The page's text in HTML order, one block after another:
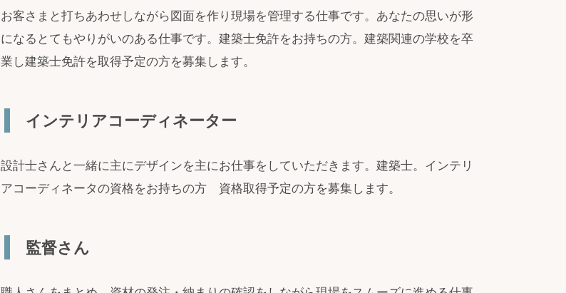
お客さまと打ちあわせしながら図面を作り現場を管理する仕事です。あなたの思いが形
になるとてもやりがいのある仕事です。建築士免許をお持ちの方。建築関連の学校を卒
業し建築士免許を取得予定の方を募集します。
インテリアコーディネーター
設計士さんと一緒に主にデザインを主にお仕事をしていただきます。建築士。インテリ
アコーディネータの資格をお持ちの方 資格取得予定の方を募集します。
監督さん